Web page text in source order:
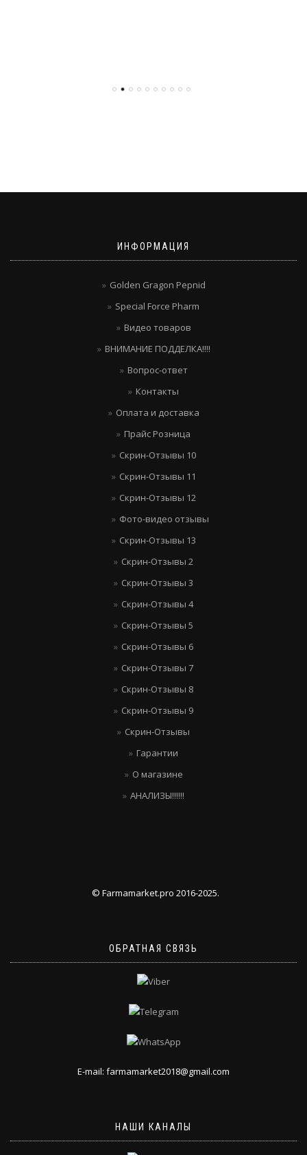
ИНФОРМАЦИЯ
Golden Gragon Pepnid
Special Force Pharm
Видео товаров
ВНИМАНИЕ ПОДДЕЛКА!!!!
Вопрос-ответ
Контакты
Оплата и доставка
Прайс Розница
Скрин-Отзывы 10
Скрин-Отзывы 11
Скрин-Отзывы 12
Фото-видео отзывы
Скрин-Отзывы 13
Скрин-Отзывы 2
Скрин-Отзывы 3
Скрин-Отзывы 4
Скрин-Отзывы 5
Скрин-Отзывы 6
Скрин-Отзывы 7
Скрин-Отзывы 8
Скрин-Отзывы 9
Скрин-Отзывы
Гарантии
О магазине
АНАЛИЗЫ!!!!!!
© Farmamarket.pro 2016-2025.
ОБРАТНАЯ СВЯЗЬ
E-mail: farmamarket2018@gmail.com
НАШИ КАНАЛЫ